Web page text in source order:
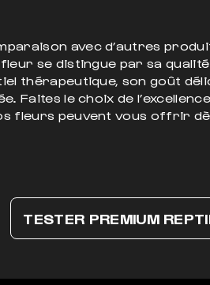
avec d’autres
se distingue par sa qualité
thérapeutique, son goût
Faites le choix de
fleurs peuvent vous offrir
TESTER PREMIUM